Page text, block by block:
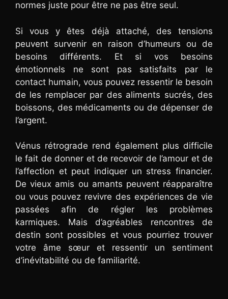
normes juste pour être ne pas être seul.
Si vous y êtes déjà attaché, des tensions
peuvent survenir en raison d’humeurs ou de
besoins différents. Et si vos besoins
émotionnels ne sont pas satisfaits par le
contact humain, vous pouvez ressentir le besoin
de les remplacer par des aliments sucrés, des
boissons, des médicaments ou de dépenser de
l’argent.
Vénus rétrograde rend également plus difficile
le fait de donner et de recevoir de l’amour et de
l’affection et peut indiquer un stress financier.
De vieux amis ou amants peuvent réapparaître
ou vous pouvez revivre des expériences de vie
passées afin de régler les problèmes
karmiques. Mais d’agréables rencontres de
destin sont possibles et vous pourriez trouver
votre âme sœur et ressentir un sentiment
d’inévitabilité ou de familiarité.